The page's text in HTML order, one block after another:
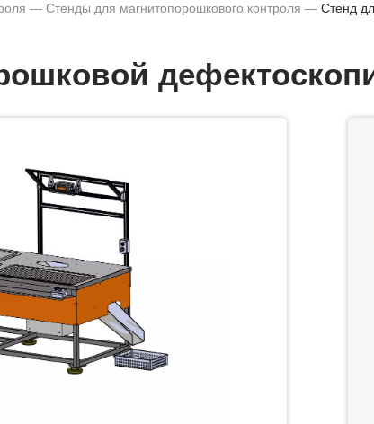
— Стенды для магнитопорошкового контроля — Стенд